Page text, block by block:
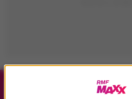
Podwójne bilety na Silesia